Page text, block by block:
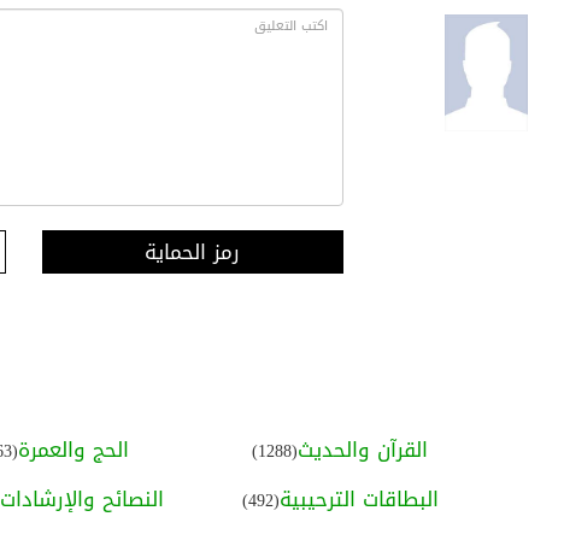
رمز الحماية
القرآن والحديث(1288) الحج والعمرة(63)
البطاقات الترحيبية(492) النصائح والإرشادات